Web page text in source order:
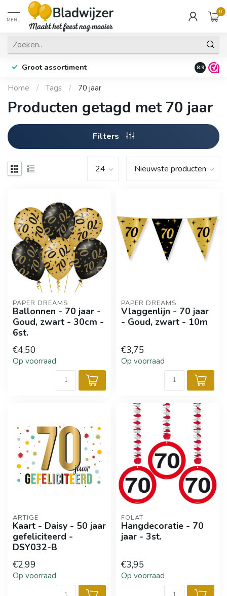
MENU
0
Groot assortiment Fysieke
8.9
Home / Tags / 70 jaar
Producten getagd met 70 jaar
Filters
PAPER DREAMS
Ballonnen - 70 jaar -
Goud, zwart - 30cm -
6st.
€4,50
Op voorraad
PAPER DREAMS
Vlaggenlijn - 70 jaar
- Goud, zwart - 10m
€3,75
Op voorraad
ARTIGE
Kaart - Daisy - 50 jaar
gefeliciteerd -
DSY032-B
€2,99
Op voorraad
FOLAT
Hangdecoratie - 70
jaar - 3st.
€3,95
Op voorraad